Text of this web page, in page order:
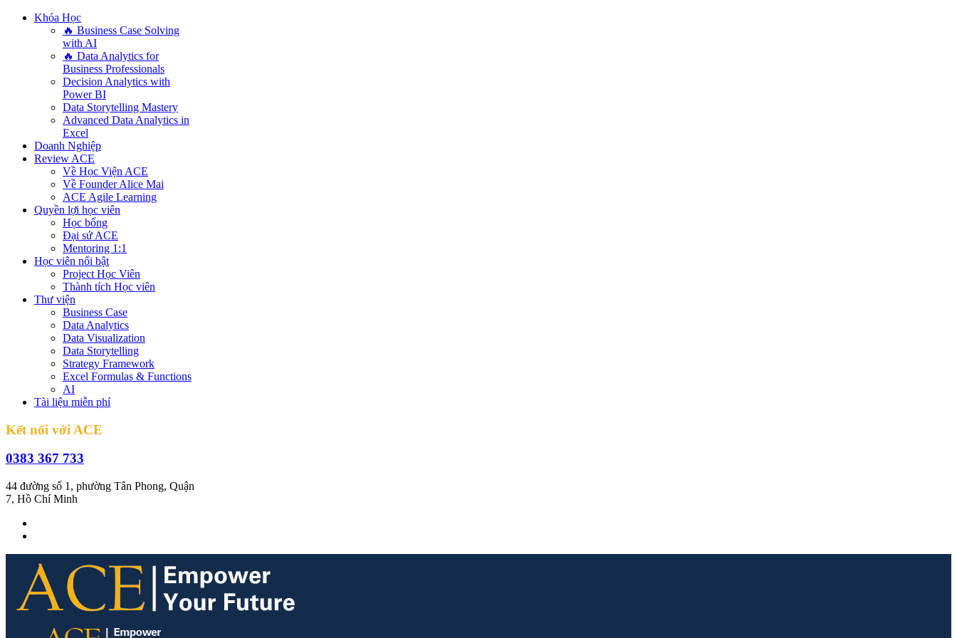
Khóa Học
🔥 Business Case Solving
with AI
🔥 Data Analytics for
Business Professionals
Decision Analytics with
Power BI
Data Storytelling Mastery
Advanced Data Analytics in
Excel
Doanh Nghiệp
Review ACE
Về Học Viện ACE
Về Founder Alice Mai
ACE Agile Learning
Quyền lợi học viên
Học bổng
Đại sứ ACE
Mentoring 1:1
Học viên nổi bật
Project Học Viên
Thành tích Học viên
Thư viện
Business Case
Data Analytics
Data Visualization
Data Storytelling
Strategy Framework
Excel Formulas & Functions
AI
Tài liệu miễn phí
Kết nối với ACE
0383 367 733
44 đường số 1, phường Tân Phong, Quận
7, Hồ Chí Minh